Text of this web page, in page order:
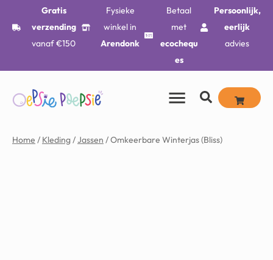
Gratis
verzending
vanaf €150
Fysieke
winkel in
Arendonk
Betaal
met
ecochequ
es
Persoonlijk,
eerlijk
advies
Home / Kleding/Jassen / Omkeerbare Winterjas (Bliss)